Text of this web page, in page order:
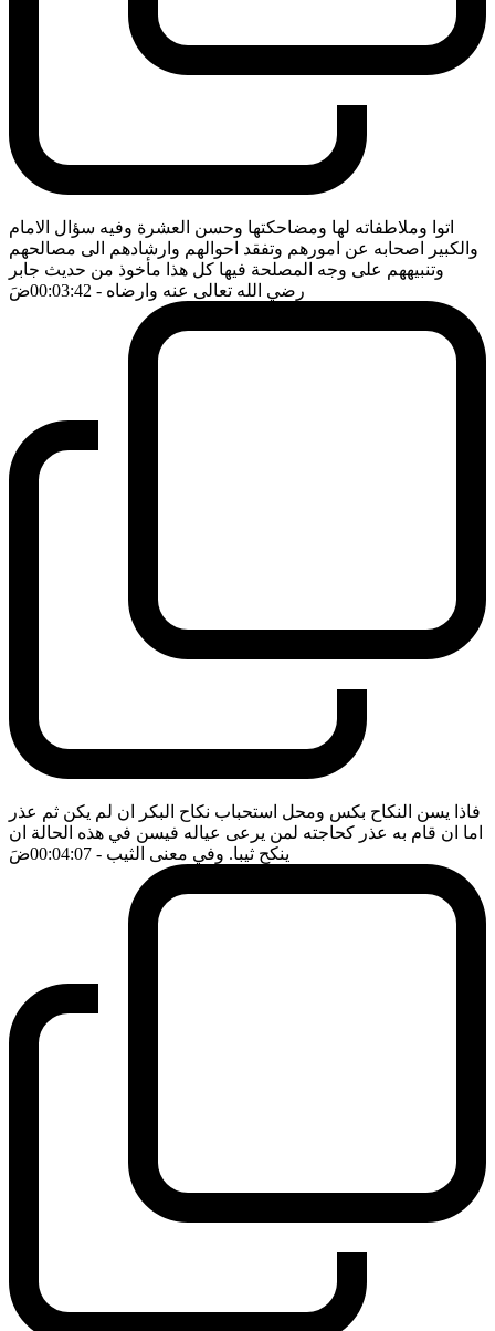
اتوا وملاطفاته لها ومضاحكتها وحسن العشرة وفيه سؤال الامام
والكبير اصحابه عن امورهم وتفقد احوالهم وارشادهم الى مصالحهم
وتنبيههم على وجه المصلحة فيها كل هذا مأخوذ من حديث جابر
رضي الله تعالى عنه وارضاه - 00:03:42 ضَ
فاذا يسن النكاح بكس ومحل استحباب نكاح البكر ان لم يكن ثم عذر
اما ان قام به عذر كحاجته لمن يرعى عياله فيسن في هذه الحالة ان
ينكح ثيبا. وفي معنى الثيب - 00:04:07 ضَ